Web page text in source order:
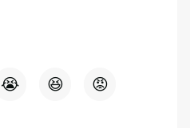
😭 😆 😡